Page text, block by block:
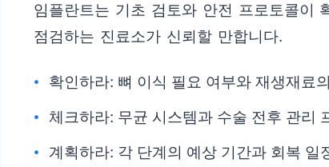
임플란트는 기초 검토와 안전 프로토콜이
점검하는 진료소가 신뢰할 만합니다.
확인하라: 뼈 이식 필요 여부와 재생재료
체크하라: 무균 시스템과 수술 전후 관리
계획하라: 각 단계의 예상 기간과 회복 일